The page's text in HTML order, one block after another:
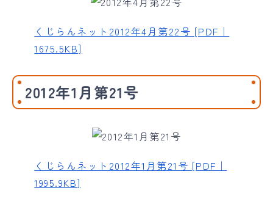
くじらんネット2012年4月第22号 [PDF｜
1675.5KB]
2012年1月第21号
くじらんネット2012年1月第21号 [PDF｜
1995.9KB]